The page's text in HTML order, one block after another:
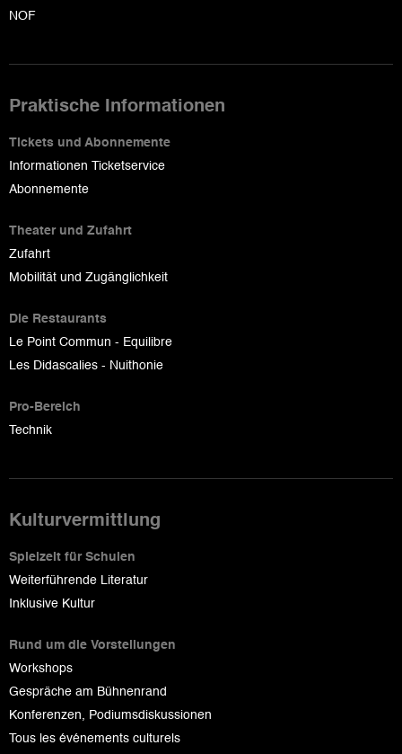
NOF
Praktische Informationen
Tickets und Abonnemente
Informationen Ticketservice
Abonnemente
Theater und Zufahrt
Zufahrt
Mobilität und Zugänglichkeit
Die Restaurants
Le Point Commun - Equilibre
Les Didascalies - Nuithonie
Pro-Bereich
Technik
Kulturvermittlung
Spielzeit für Schulen
Weiterführende Literatur
Inklusive Kultur
Rund um die Vorstellungen
Workshops
Gespräche am Bühnenrand
Konferenzen, Podiumsdiskussionen
Tous les événements culturels